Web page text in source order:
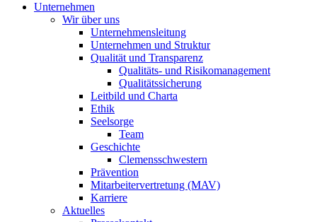
Unternehmen
Wir über uns
Unternehmensleitung
Unternehmen und Struktur
Qualität und Transparenz
Qualitäts- und Risikomanagement
Qualitätssicherung
Leitbild und Charta
Ethik
Seelsorge
Team
Geschichte
Clemensschwestern
Prävention
Mitarbeitervertretung (MAV)
Karriere
Aktuelles